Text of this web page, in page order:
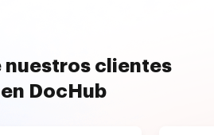
nuestros clientes
DocHub